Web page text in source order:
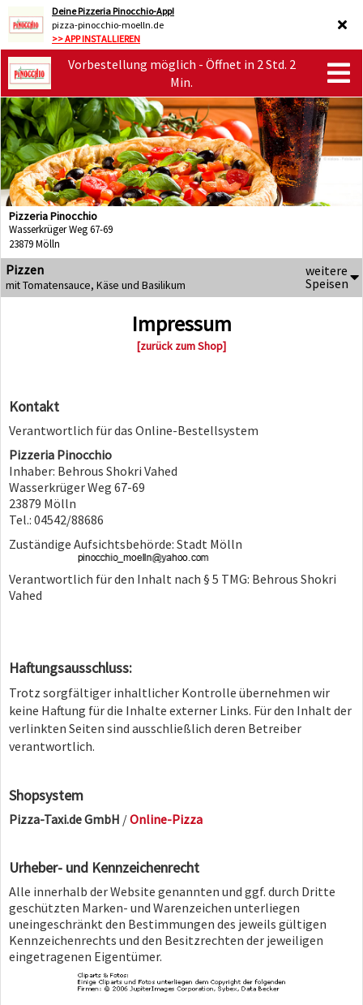
Deine Pizzeria Pinocchio-App!
pizza-pinocchio-moelln.de
>> APP INSTALLIEREN
Vorbestellung möglich - Öffnet in 2 Std. 2
Min.
Pizzeria Pinocchio
Wasserkrüger Weg 67-69
23879 Mölln
Pizzen
mit Tomatensauce, Käse und Basilikum
weitere
Speisen
Impressum
[zurück zum Shop]
Kontakt
Verantwortlich für das Online-Bestellsystem
Pizzeria Pinocchio
Inhaber: Behrous Shokri Vahed
Wasserkrüger Weg 67-69
23879 Mölln
Tel.: 04542/88686
Zuständige Aufsichtsbehörde: Stadt Mölln
Verantwortlich für den Inhalt nach § 5 TMG: Behrous Shokri
Vahed
Haftungsausschluss:
Trotz sorgfältiger inhaltlicher Kontrolle übernehmen wir
keine Haftung für die Inhalte externer Links. Für den Inhalt der
verlinkten Seiten sind ausschließlich deren Betreiber
verantwortlich.
Shopsystem
Pizza-Taxi.de GmbH /Online-Pizza
Urheber- und Kennzeichenrecht
Alle innerhalb der Website genannten und ggf. durch Dritte
geschützten Marken- und Warenzeichen unterliegen
uneingeschränkt den Bestimmungen des jeweils gültigen
Kennzeichenrechts und den Besitzrechten der jeweiligen
eingetragenen Eigentümer.